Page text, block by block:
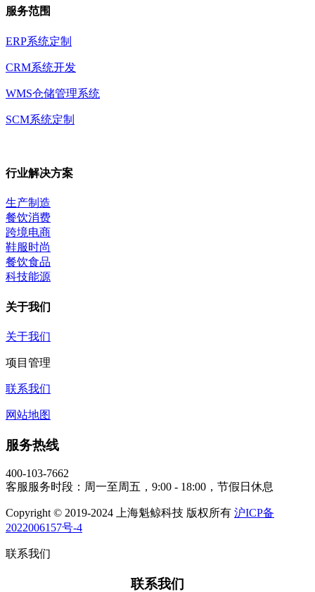
服务范围
ERP系统定制
CRM系统开发
WMS仓储管理系统
SCM系统定制
行业解决方案
生产制造
餐饮消费
跨境电商
鞋服时尚
餐饮食品
科技能源
关于我们
关于我们
项目管理
联系我们
网站地图
服务热线
400-103-7662
客服服务时段：周一至周五，9:00 - 18:00，节假日休息
Copyright © 2019-2024 上海魁鲸科技 版权所有 沪ICP备
2022006157号-4
联系我们
联系我们